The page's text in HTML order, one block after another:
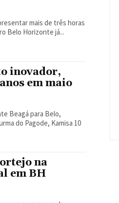
de show em um palco 360º no dia 31 de janeiro Belo Horizonte já...
inovador,
em maio
do Pagode, Kamisa 10
na
em BH